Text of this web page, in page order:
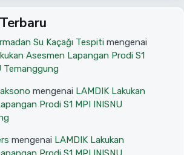
Su Kaçağı Tespiti mengenai
Asesmen Lapangan Prodi S1
Temanggung
mengenai LAMDIK Lakukan
Prodi S1 MPI INISNU
mengenai LAMDIK Lakukan